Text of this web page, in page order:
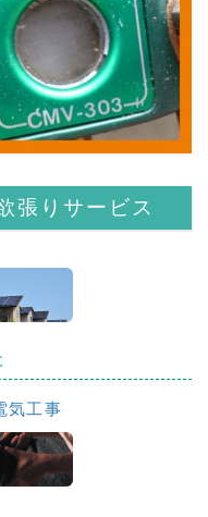
張りサービス
気工事